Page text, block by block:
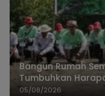
Bangun Rumah
Tumbuhkan
05/08/2026